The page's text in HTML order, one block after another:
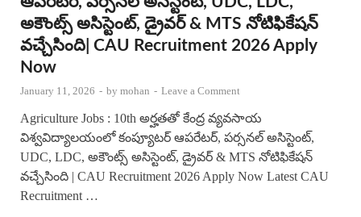
అకౌంట్స్ అసిస్టెంట్, డ్రైవర్ & MTS నోటిఫికేషన్
వచ్చేసింది| CAU Recruitment 2026 Apply
Now
January 11, 2026 - by mohan - Leave a Comment
Agriculture Jobs : 10th అర్హతతో కేంద్ర వ్యవసాయ
విశ్వవిద్యాలయంలో కంప్యూటర్ ఆపరేటర్, పర్సనల్ అసిస్టెంట్,
UDC, LDC, అకౌంట్స్ అసిస్టెంట్, డ్రైవర్ & MTS నోటిఫికేషన్
వచ్చేసింది | CAU Recruitment 2026 Apply Now Latest CAU
Recruitment …